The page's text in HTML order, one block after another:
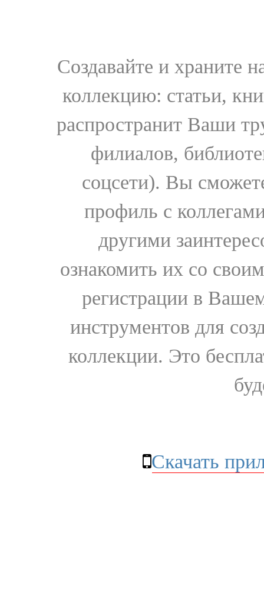
Создавайте и храните
коллекцию: статьи,
распространит Ваши
филиалов,
соцсети). Вы
профиль с
другими
ознакомить их со
регистрации в
инструментов для
коллекции. Это
Скачать